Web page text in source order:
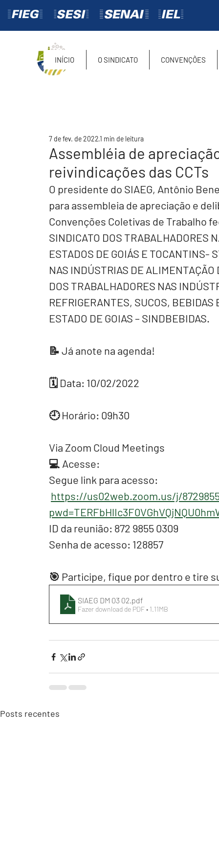
INÍCIO O SINDICATO CONVENÇÕES
Assembléia de
reivindicações das CCTs
7 de fev. de 20221 min de leitura
O presidente do SIAEG, Antônio
para assembleia de apreciação e
Convenções Coletivas de Trabalho
SINDICATO DOS TRABALHADORES
ESTADOS DE GOIÁS E TOCANTINS-
NAS INDÚSTRIAS DE
DOS TRABALHADORES NAS
REFRIGERANTES, SUCOS,
ESTADO DE GOIAS – SINDBEBIDAS.
📝 Já anote na agenda!
🗓 Data: 10/02/2022
🕘 Horário: 09h30
Via Zoom Cloud Meetings
💻 Acesse:
Segue link para acesso:
https://us02web.zoom.us/j/
ID da reunião: 872 9855 0309
Senha de acesso: 128857
🎯 Participe, fique por dentro e tire
SIAEG DM 03 02 .pdf
Fazer download de PDF • 1.11MB
Posts recentes